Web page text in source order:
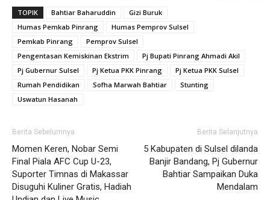
TOPIK Bahtiar Baharuddin
Gizi Buruk
Humas Pemkab Pinrang
Humas Pemprov Sulsel
Pemkab Pinrang
Pemprov Sulsel
Pengentasan Kemiskinan Ekstrim
Pj Bupati Pinrang Ahmadi Akil
Pj Gubernur Sulsel
Pj Ketua PKK Pinrang
Pj Ketua PKK Sulsel
Rumah Pendidikan
Sofha Marwah Bahtiar
Stunting
Uswatun Hasanah
Berita Sebelumnya
Momen Keren, Nobar Semi
Final Piala AFC Cup U-23,
Suporter Timnas di Makassar
Disuguhi Kuliner Gratis, Hadiah
Berita Selanjutnya
5 Kabupaten di Sulsel dilanda
Banjir Bandang, Pj Gubernur
Bahtiar Sampaikan Duka
Mendalam